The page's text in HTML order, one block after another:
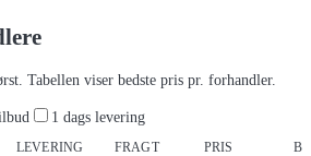
Tabellen viser bedste pris pr. forhandler.
1 dags levering
LEVERING FRAGT PRIS